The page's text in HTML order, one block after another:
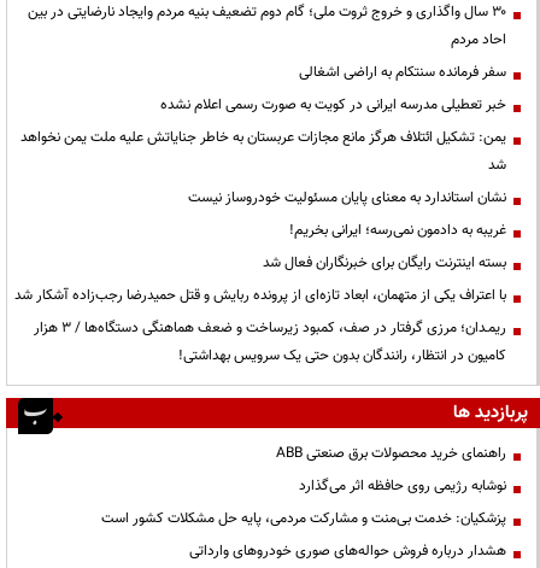
۳۰ سال واگذاری و خروج ثروت ملی؛ گام دوم تضعیف بنیه مردم وایجاد نارضایتی در بین
احاد مردم
سفر فرمانده سنتکام به اراضی اشغالی
خبر تعطیلی مدرسه ایرانی در کویت به صورت رسمی اعلام نشده
یمن: تشکیل ائتلاف هرگز مانع مجازات عربستان به خاطر جنایاتش علیه ملت یمن نخواهد
شد
نشان استاندارد به معنای پایان مسئولیت خودروساز نیست
غریبه به دادمون نمی‌رسه؛ ایرانی بخریم!
بسته اینترنت رایگان برای خبرنگاران فعال شد
با اعتراف یکی از متهمان، ابعاد تازه‌ای از پرونده ربایش و قتل حمیدرضا رجب‌زاده آشکار شد
ریمـدان؛ مرزی گرفتار در صف، کمبود زیرساخت و ضعف هماهنگی دستگاه‌ها / ۳ هزار
کامیون در انتظار، رانندگان بدون حتی یک سرویس بهداشتی!
پربازدید ها
راهنمای خرید محصولات برق صنعتی ABB
نوشابه رژیمی روی حافظه اثر می‌گذارد
پزشکیان: خدمت بی‌منت و مشارکت مردمی، پایه حل مشکلات کشور است
هشدار درباره فروش حواله‌های صوری خودروهای وارداتی